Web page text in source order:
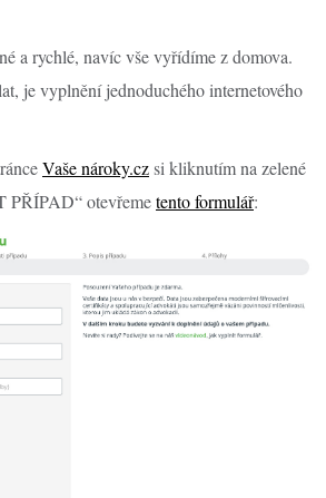
a rychlé, navíc vše vyřídíme z domova.
je vyplnění jednoduchého internetového
Vaše nároky.czsi kliknutím na zelené
PŘÍPAD“ otevřemetento formulář: